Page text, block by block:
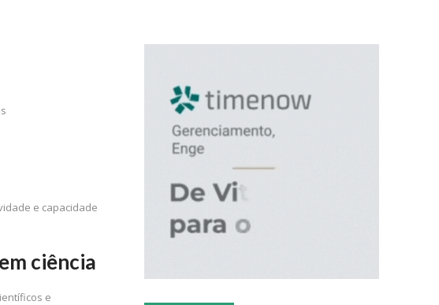
e capacidade
ciência
e